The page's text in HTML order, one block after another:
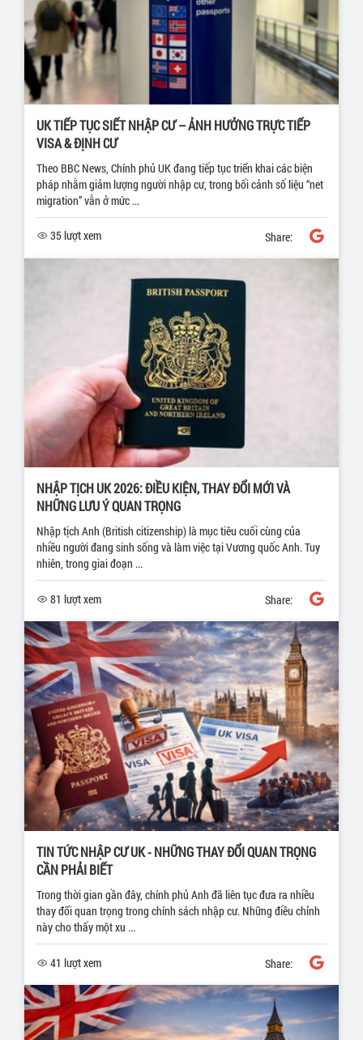
UK TIẾP TỤC SIẾT NHẬP CƯ – ẢNH HƯỞNG TRỰC TIẾP
VISA & ĐỊNH CƯ
Theo BBC News, Chính phủ UK đang tiếp tục triển khai các biện
pháp nhằm giảm lượng người nhập cư, trong bối cảnh số liệu “net
migration” vẫn ở mức ...
35 lượt xem Share:
NHẬP TỊCH UK 2026: ĐIỀU KIỆN, THAY ĐỔI MỚI VÀ
NHỮNG LƯU Ý QUAN TRỌNG
Nhập tịch Anh (British citizenship) là mục tiêu cuối cùng của
nhiều người đang sinh sống và làm việc tại Vương quốc Anh. Tuy
nhiên, trong giai đoạn ...
81 lượt xem Share:
TIN TỨC NHẬP CƯ UK - NHỮNG THAY ĐỔI QUAN TRỌNG
CẦN PHẢI BIẾT
Trong thời gian gần đây, chính phủ Anh đã liên tục đưa ra nhiều
thay đổi quan trọng trong chính sách nhập cư. Những điều chỉnh
này cho thấy một xu ...
41 lượt xem Share: